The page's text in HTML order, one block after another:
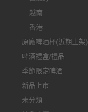
越南
香港
原廠啤酒杯(近期上架)
啤酒禮盒/禮品
季節限定啤酒
新品上市
未分類